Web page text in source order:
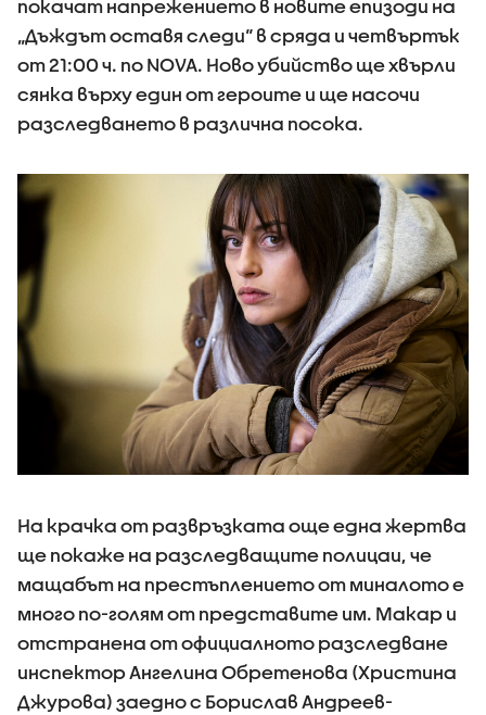
покачат напрежението в новите епизоди на
„Дъждът оставя следи“ в сряда и четвъртък
от 21:00 ч. по NOVA. Ново убийство ще хвърли
сянка върху един от героите и ще насочи
разследването в различна посока.
На крачка от развръзката още една жертва
ще покаже на разследващите полицаи, че
мащабът на престъплението от миналото е
много по-голям от представите им. Макар и
отстранена от официалното разследване
инспектор Ангелина Обретенова (Христина
Джурова) заедно с Борислав Андреев-